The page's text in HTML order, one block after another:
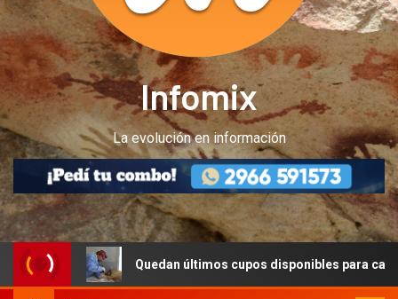
Infomix
La evolución en información
Quedan últimos cupos disponibles para castraciones